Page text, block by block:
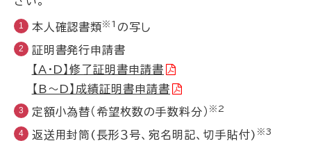
本人確認書類 ※1 の写し
証明書発行申請書
【A・D】修了証明書申請書
【B～D】成績証明書申請書
定額小為替（希望枚数の手数料分） ※2
返送用封筒(長形３号、宛名明記、切手貼付) ※3